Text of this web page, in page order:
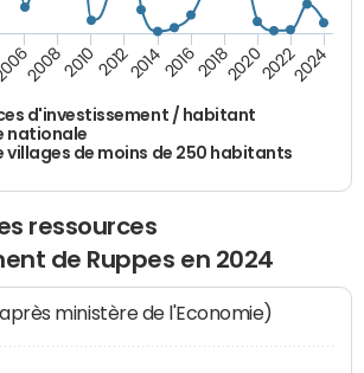
d'investissement / habitant
nationale
villages de moins de 250 habitants
200820102012201420162018202020222024
ressources
de Ruppes en 2024
ministère de l'Economie)